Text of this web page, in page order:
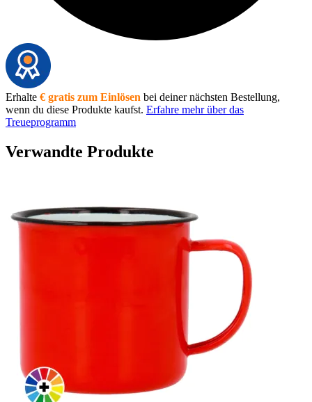
Erhalte € gratis zum Einlösen bei deiner nächsten Bestellung,
wenn du diese Produkte kaufst. Erfahre mehr über das
Treueprogramm
Verwandte Produkte